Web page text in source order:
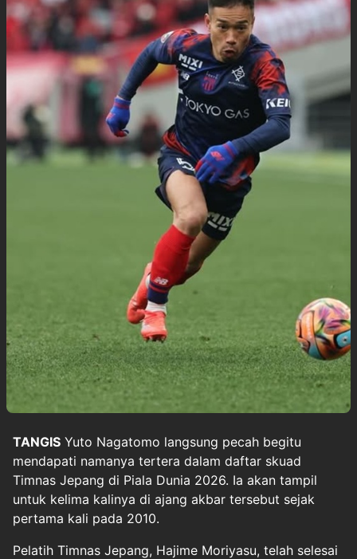
TANGIS Yuto Nagatomo langsung pecah begitu
mendapati namanya tertera dalam daftar skuad
Timnas Jepang di Piala Dunia 2026. Ia akan tampil
untuk kelima kalinya di ajang akbar tersebut sejak
pertama kali pada 2010.
Pelatih Timnas Jepang, Hajime Moriyasu, telah selesai